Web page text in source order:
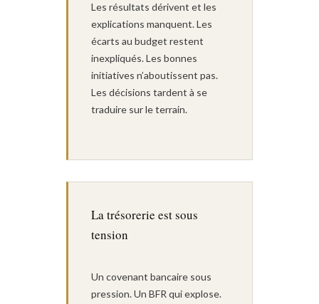
Les résultats dérivent et les
explications manquent. Les
écarts au budget restent
inexpliqués. Les bonnes
initiatives n’aboutissent pas.
Les décisions tardent à se
traduire sur le terrain.
La trésorerie est sous
tension
Un covenant bancaire sous
pression. Un BFR qui explose.